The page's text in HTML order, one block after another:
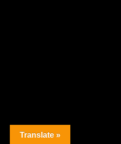
Translate »